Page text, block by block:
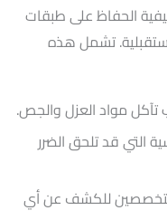
الحفاظ على طبقات
تشمل هذه
تآكل مواد العزل والجص.
التي قد تلحق الضرر
للكشف عن أي